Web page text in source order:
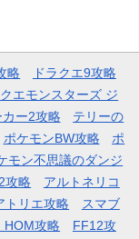
略
ドラクエ9攻略
クエモンスターズ ジ
カー2攻略
テリーの
ポケモンBW攻略
ポ
モン不思議のダンジ
攻略
アルトネリコ
トリエ攻略
スマブ
HOM攻略
FF12攻